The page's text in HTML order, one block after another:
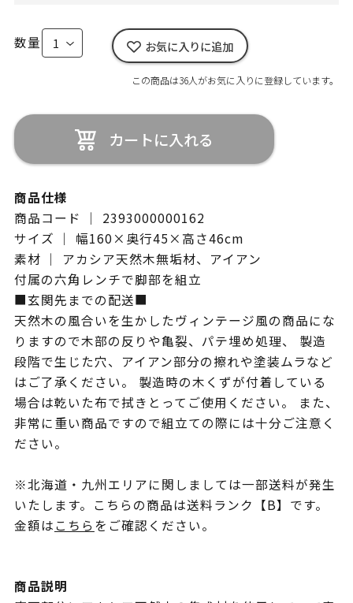
数量 お気に入りに追加
この商品は36人がお気に入りに登録しています。
カートに入れる
商品仕様
商品コード ｜ 2393000000162
サイズ ｜ 幅160×奥行45×高さ46cm
素材 ｜ アカシア天然木無垢材、アイアン
付属の六角レンチで脚部を組立
■玄関先までの配送■
天然木の風合いを生かしたヴィンテージ風の商品にな
りますので木部の反りや亀裂、パテ埋め処理、 製造
段階で生じた穴、アイアン部分の擦れや塗装ムラなど
はご了承ください。 製造時の木くずが付着している
場合は乾いた布で拭きとってご使用ください。 また、
非常に重い商品ですので組立ての際には十分ご注意く
ださい。
※北海道・九州エリアに関しましては一部送料が発生
いたします。こちらの商品は送料ランク【B】です。
金額はこちらをご確認ください。
商品説明